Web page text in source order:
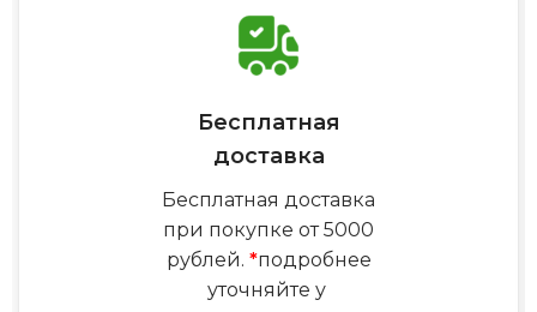
Бесплатная
доставка
Бесплатная доставка
при покупке от 5000
рублей. *подробнее
уточняйте у